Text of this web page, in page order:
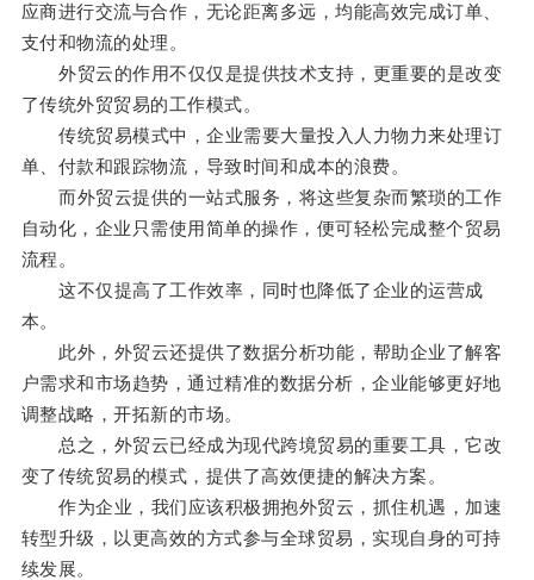
应商进行交流与合作，无论距离多远，均能高效完成订单、
支付和物流的处理。
外贸云的作用不仅仅是提供技术支持，更重要的是改变
了传统外贸贸易的工作模式。
传统贸易模式中，企业需要大量投入人力物力来处理订
单、付款和跟踪物流，导致时间和成本的浪费。
而外贸云提供的一站式服务，将这些复杂而繁琐的工作
自动化，企业只需使用简单的操作，便可轻松完成整个贸易
流程。
这不仅提高了工作效率，同时也降低了企业的运营成
本。
此外，外贸云还提供了数据分析功能，帮助企业了解客
户需求和市场趋势，通过精准的数据分析，企业能够更好地
调整战略，开拓新的市场。
总之，外贸云已经成为现代跨境贸易的重要工具，它改
变了传统贸易的模式，提供了高效便捷的解决方案。
作为企业，我们应该积极拥抱外贸云，抓住机遇，加速
转型升级，以更高效的方式参与全球贸易，实现自身的可持
续发展。